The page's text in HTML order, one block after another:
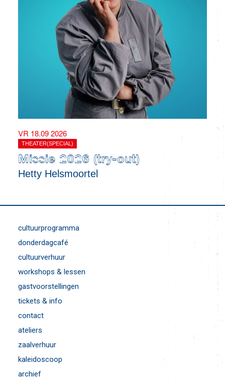
VR 18.09 2026
THEATER(SPECIAL)
Missie 2026 (try-out)
Hetty Helsmoortel
cultuurprogramma
donderdagcafé
cultuurverhuur
workshops & lessen
gastvoorstellingen
tickets & info
contact
ateliers
zaalverhuur
kaleidoscoop
archief